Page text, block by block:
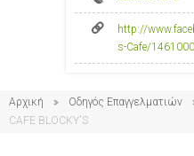
http://
s-Cafe/
Αρχική Οδηγός Επαγγελματιών
CAFE BLOCKY'S